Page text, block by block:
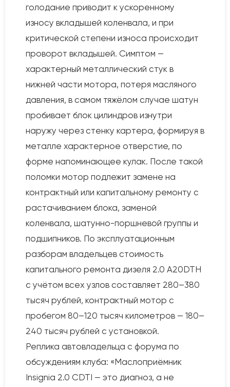
голодание приводит к ускоренному
износу вкладышей коленвала, и при
критической степени износа происходит
проворот вкладышей. Симптом —
характерный металлический стук в
нижней части мотора, потеря масляного
давления, в самом тяжёлом случае шатун
пробивает блок цилиндров изнутри
наружу через стенку картера, формируя в
металле характерное отверстие, по
форме напоминающее кулак. После такой
поломки мотор подлежит замене на
контрактный или капитальному ремонту с
растачиванием блока, заменой
коленвала, шатунно-поршневой группы и
подшипников. По эксплуатационным
разборам владельцев стоимость
капитального ремонта дизеля 2.0 A20DTH
с учётом всех узлов составляет 280–380
тысяч рублей, контрактный мотор с
пробегом 80–120 тысяч километров — 180–
240 тысяч рублей с установкой.
Реплика автовладельца с форума по
обсуждениям клуба: «Маслоприёмник
Insignia 2.0 CDTI — это диагноз, а не